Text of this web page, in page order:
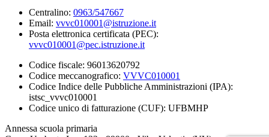
Centralino: 0963/547667
Email: vvvc010001@istruzione.it
Posta elettronica certificata (PEC):
vvvc010001@pec.istruzione.it
Codice fiscale: 96013620792
Codice meccanografico: VVVC010001
Codice Indice delle Pubbliche Amministrazioni (IPA):
istsc_vvvc010001
Codice unico di fatturazione (CUF): UFBMHP
Annessa scuola primaria